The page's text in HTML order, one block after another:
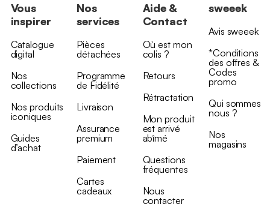
Vous
inspirer
Catalogue
digital
Nos
collections
Nos produits
iconiques
Guides
d’achat
Nos
services
Pièces
détachées
Programme
de Fidélité
Livraison
Assurance
premium
Paiement
Cartes
cadeaux
Aide &
Contact
Où est mon
colis ?
Retours
Rétractation
Mon produit
est arrivé
abîmé
Questions
fréquentes
Nous
contacter
sweeek
Avis sweeek
*Conditions
des offres &
Codes
promo
Qui sommes
nous ?
Nos
magasins